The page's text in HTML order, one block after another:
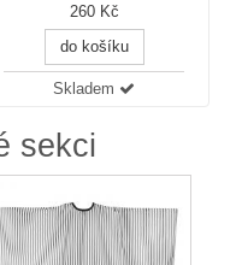
260 Kč
do košíku
Skladem
sekci